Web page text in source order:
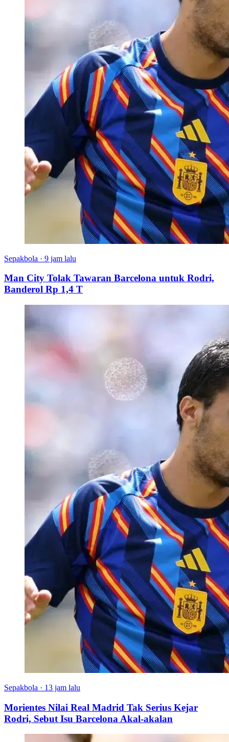
Sepakbola · 9 jam lalu
Man City Tolak Tawaran Barcelona untuk Rodri,
Banderol Rp 1,4 T
Sepakbola · 13 jam lalu
Morientes Nilai Real Madrid Tak Serius Kejar
Rodri, Sebut Isu Barcelona Akal-akalan